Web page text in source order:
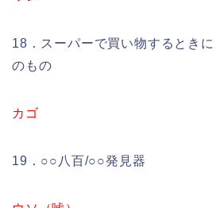
18．スーパーで買い物するとき
のもの
カゴ
19．○○八百/○○発見器